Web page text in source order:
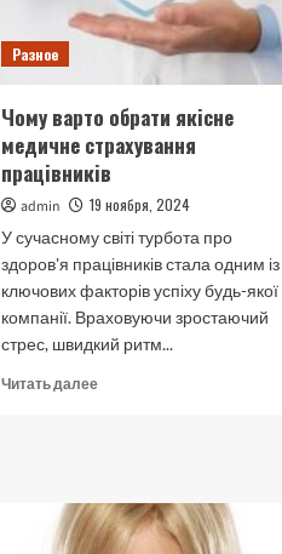
Разное
Чому варто обрати якісне
медичне страхування
працівників
admin
19 ноября, 2024
У сучасному світі турбота про
здоров'я працівників стала одним із
ключових факторів успіху будь-якої
компанії. Враховуючи зростаючий
стрес, швидкий ритм...
Читать далееПрочитать
якісне
медичне